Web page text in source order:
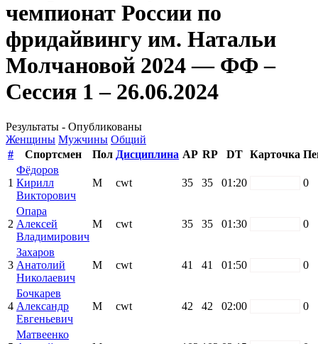
чемпионат России по
фридайвингу им. Натальи
Молчановой 2024 — ФФ –
Сессия 1 – 26.06.2024
Результаты - Опубликованы
Женщины Мужчины Общий
#
Спортсмен Пол Дисциплина AP RP DT Карточка
1
Фёдоров
Кирилл
Викторович
М cwt 35 35 01:20 0
2
Опара
Алексей
Владимирович
М cwt 35 35 01:30 0
3
Захаров
Анатолий
Николаевич
М cwt 41 41 01:50 0
4
Бочкарев
Александр
Евгеньевич
М cwt 42 42 02:00 0
Матвеенко